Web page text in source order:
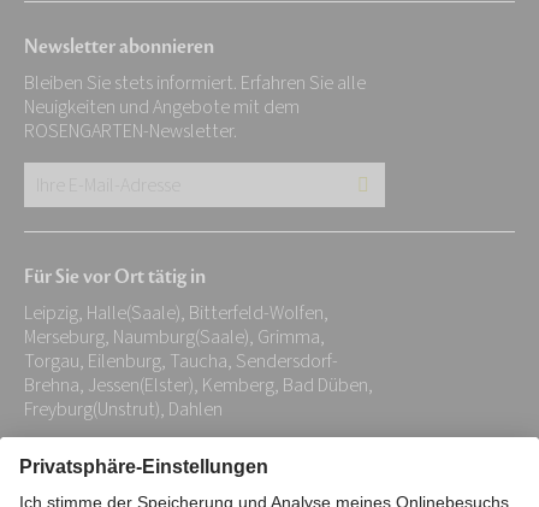
Newsletter abonnieren
Bleiben Sie stets informiert. Erfahren Sie alle
Neuigkeiten und Angebote mit dem
ROSENGARTEN-Newsletter.
E-
Adresse:
*
Für Sie vor Ort tätig in
Leipzig, Halle(Saale), Bitterfeld-Wolfen,
Merseburg, Naumburg(Saale), Grimma,
Torgau, Eilenburg, Taucha, Sendersdorf-
Brehna, Jessen(Elster), Kemberg, Bad Düben,
Freyburg(Unstrut), Dahlen
Impressum Datenschutz Stiftung